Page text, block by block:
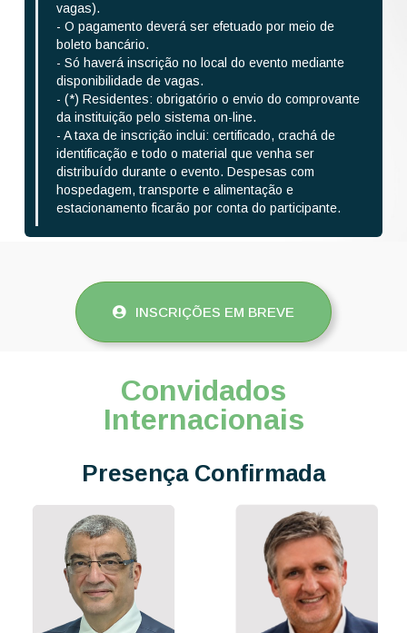
vagas).
- O pagamento deverá ser efetuado por meio de
boleto bancário.
- Só haverá inscrição no local do evento mediante
disponibilidade de vagas.
- (*) Residentes: obrigatório o envio do comprovante
da instituição pelo sistema on-line.
- A taxa de inscrição inclui: certificado, crachá de
identificação e todo o material que venha ser
distribuído durante o evento. Despesas com
hospedagem, transporte e alimentação e
estacionamento ficarão por conta do participante.
INSCRIÇÕES EM BREVE
Convidados
Internacionais
Presença Confirmada